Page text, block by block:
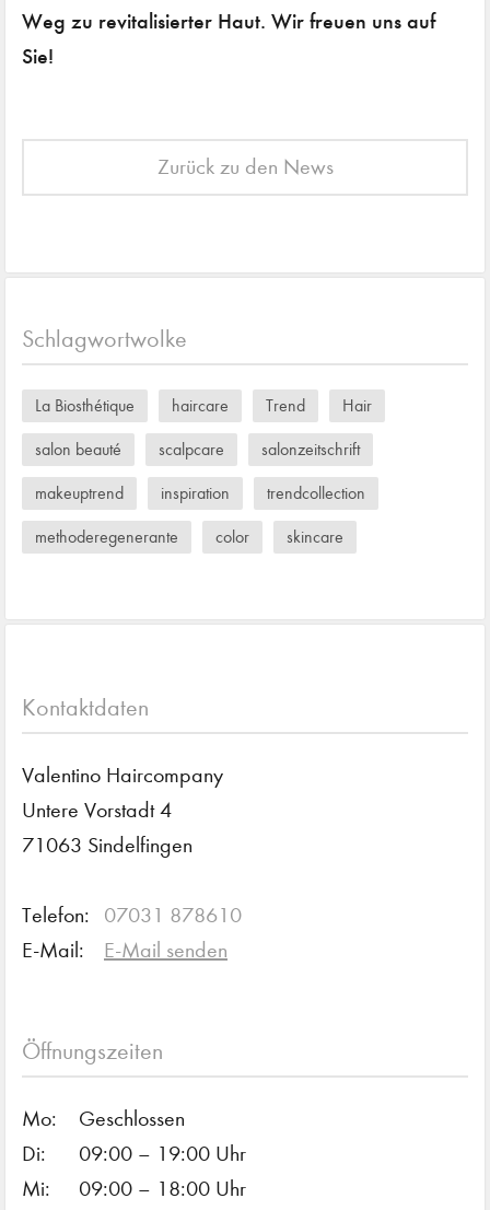
Weg zu revitalisierter Haut. Wir freuen uns auf
Sie!
Zurück zu den News
Schlagwortwolke
La Biosthétique haircare Trend Hair
salon beauté scalpcare salonzeitschrift
makeuptrend inspiration trendcollection
methoderegenerante color skincare
Kontaktdaten
Valentino Haircompany
Untere Vorstadt 4
71063 Sindelfingen
Telefon:
07031 878610
E-Mail:
E-Mail senden
Öffnungszeiten
Mo:
Geschlossen
Di:
09:00 – 19:00 Uhr
Mi:
09:00 – 18:00 Uhr